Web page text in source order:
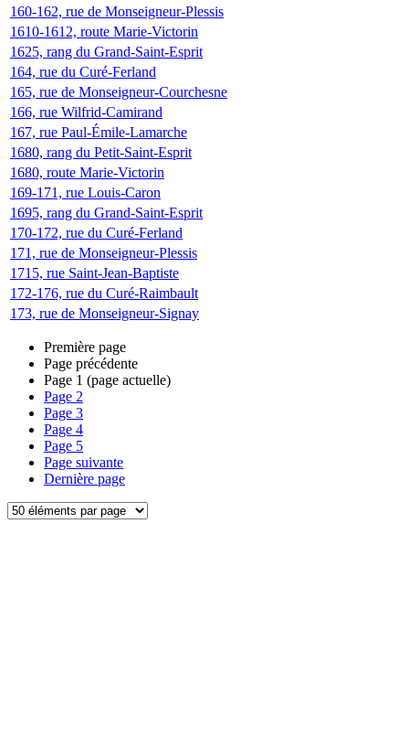
160-162, rue de Monseigneur-Plessis
1610-1612, route Marie-Victorin
1625, rang du Grand-Saint-Esprit
164, rue du Curé-Ferland
165, rue de Monseigneur-Courchesne
166, rue Wilfrid-Camirand
167, rue Paul-Émile-Lamarche
1680, rang du Petit-Saint-Esprit
1680, route Marie-Victorin
169-171, rue Louis-Caron
1695, rang du Grand-Saint-Esprit
170-172, rue du Curé-Ferland
171, rue de Monseigneur-Plessis
1715, rue Saint-Jean-Baptiste
172-176, rue du Curé-Raimbault
173, rue de Monseigneur-Signay
Première page
Page précédente
Page 1 (page actuelle)
Page 2
Page 3
Page 4
Page 5
Page suivante
Dernière page